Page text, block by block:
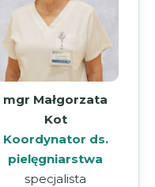
mgr Małgorzata
Kot
Koordynator ds.
pielęgniarstwa
specjalista